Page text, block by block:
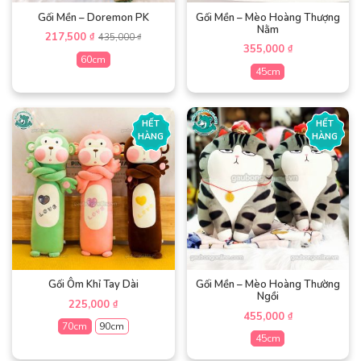
Gối Mền – Doremon PK
217,500₫ 435,000₫
60cm
có
nhiều
biến
thể.
Các
tùy
chọn
thể
được
chọn
trên
trang
sản
Gối Mền – Mèo Hoàng Thượng
Nằm
355,000 ₫
45cm
Sản
phẩm
này
có
nhiều
biến
thể.
Các
tùy
chọn
có
thể
được
chọn
trên
trang
sản
Gối Ôm Khỉ Tay Dài
225,000₫
HẾT
HÀNG
70cm 90cm
Gối Mền – Mèo Hoàng Thường
Ngồi
455,000 ₫
HẾT
HÀNG
45cm